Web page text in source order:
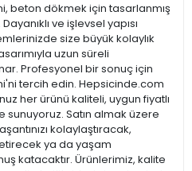
beton dökmek için tasarlanmış
ve işlevsel yapısı
size büyük kolaylık
uzun süreli
Profesyonel bir sonuç için
tercih edin. Hepsicinde.com
her ürünü kaliteli, uygun fiyatlı
sunuyoruz. Satın almak üzere
kolaylaştıracak,
ya da yaşam
katacaktır. Ürünlerimiz, kalite